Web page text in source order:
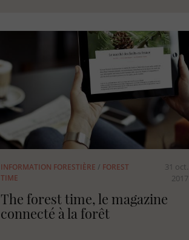
INFORMATION FORESTIÈRE / FOREST
TIME
31 oct.
2017
The forest time, le magazine
connecté à la forêt